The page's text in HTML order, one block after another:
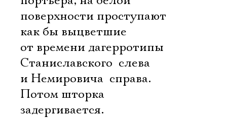
поверхности проступают
как бы выцветшие
от времени дагерротипы
Станиславского  слева
и Немировича  справа.
Потом шторка
задергивается.